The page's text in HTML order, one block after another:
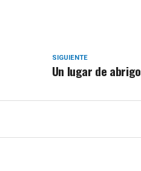
SIGUIENTE
Un lugar de abrigo